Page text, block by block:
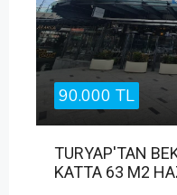
90.000 TL
TURYAP'TAN
KATTA 63 M2